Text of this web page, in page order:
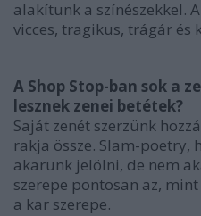
alakítunk a színészekkel.
vicces, tragikus, trágár és
A Shop Stop-ban sok a
lesznek zenei betétek?
Saját zenét szerzünk
rakja össze. Slam-
akarunk jelölni, de nem
szerepe pontosan az,
a kar szerepe.